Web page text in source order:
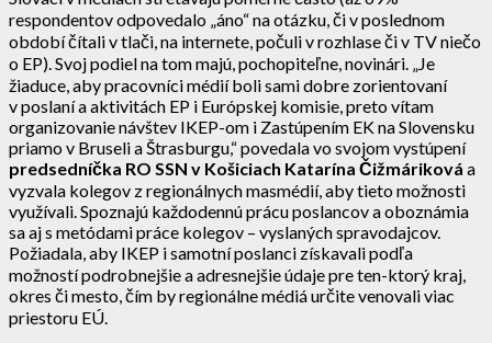
respondentov odpovedalo „áno“ na otázku, či v poslednom
období čítali v tlači, na internete, počuli v rozhlase či v TV niečo
o EP). Svoj podiel na tom majú, pochopiteľne, novinári. „Je
žiaduce, aby pracovníci médií boli sami dobre zorientovaní
v poslaní a aktivitách EP i Európskej komisie, preto vítam
organizovanie návštev IKEP-om i Zastúpením EK na Slovensku
priamo v Bruseli a Štrasburgu,“ povedala vo svojom vystúpení
predsedníčka RO SSN v Košiciach Katarína Čižmáriková a
vyzvala kolegov z regionálnych masmédií, aby tieto možnosti
využívali. Spoznajú každodennú prácu poslancov a oboznámia
sa aj s metódami práce kolegov – vyslaných spravodajcov.
Požiadala, aby IKEP i samotní poslanci získavali podľa
možností podrobnejšie a adresnejšie údaje pre ten-ktorý kraj,
okres či mesto, čím by regionálne médiá určite venovali viac
priestoru EÚ.